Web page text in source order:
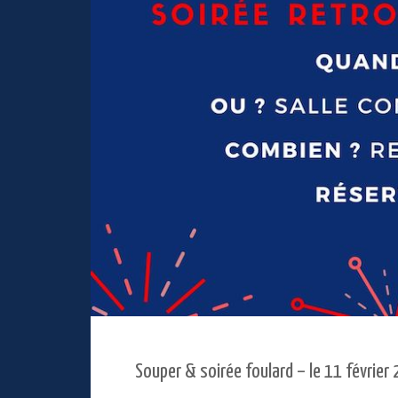
Souper & soirée foulard – le 11 février